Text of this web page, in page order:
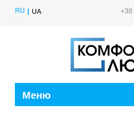
RU UA +38